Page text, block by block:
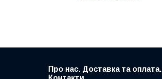
Про нас. Доставка та оплата.